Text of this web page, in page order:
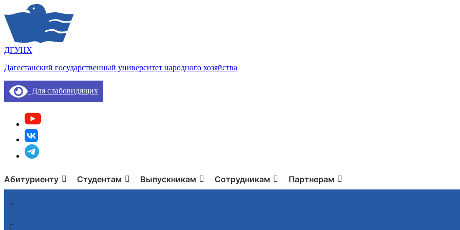
ДГУНХ
Дагестанский государственный университет народного хозяйства
Для слабовидящих
Абитуриенту Студентам Выпускникам Сотрудникам Партнерам